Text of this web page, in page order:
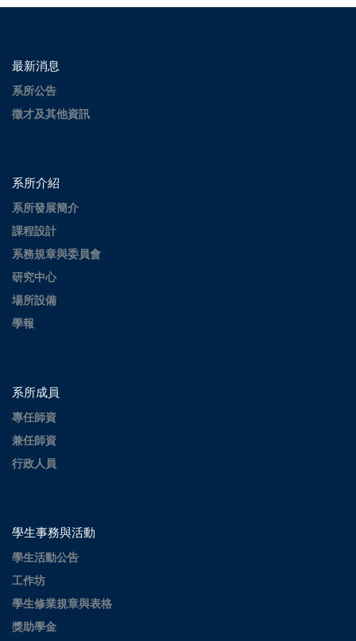
最新消息
系所公告
徵才及其他資訊
系所介紹
系所發展簡介
課程設計
系務規章與委員會
研究中心
場所設備
學報
系所成員
專任師資
兼任師資
行政人員
學生事務與活動
學生活動公告
工作坊
學生修業規章與表格
獎助學金